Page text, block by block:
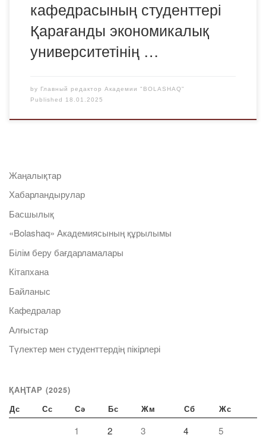
кафедрасының студенттері
Қарағанды экономикалық
университетінің …
by Главный редактор Академии "BOLASHAQ"
Published 18.01.2025
Жаңалықтар
Хабарландырулар
Басшылық
«Bolashaq» Академиясының құрылымы
Білім беру бағдарламалары
Кітапхана
Байланыс
Кафедралар
Алғыстар
Түлектер мен студенттердің пікірлері
ҚАҢТАР (2025)
Дс Сс Сә Бс Жм Сб Жс
1 2 3 4 5